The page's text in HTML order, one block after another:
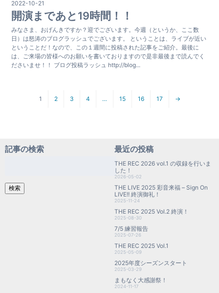
2022-10-21
開演まであと19時間！！
みなさま、おげんきですか？迎でございます。今週（というか、ここ数
日）は怒涛のブログラッシュでございます。 ということは、ライブが近い
ということだ！なので、この１週間に投稿された記事をご紹介。最後に
は、ご来場の皆様へのお願いを書いておりますので是非最後まで読んでく
ださいませ！！ ブログ投稿ラッシュ http://blog...
1 2 3 4 … 15 16 17 →
記事の検索
検索
最近の投稿
THE REC 2026 vol.1 の収録を行いま
した！
2026-05-02
THE LIVE 2025 彩音来福 – Sign On
LIVE!! 終演御礼！
2025-11-24
THE REC 2025 Vol.2 終演！
2025-08-30
7/5 練習報告
2025-07-26
THE REC 2025 Vol.1
2025-05-09
2025年度シーズンスタート
2025-03-29
まもなく大感謝祭！
2024-11-17